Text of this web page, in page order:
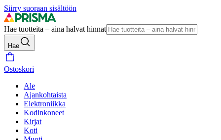
Siirry suoraan sisältöön
Hae tuotteita – aina halvat hinnat
Hae
Ostoskori
Ale
Ajankohtaista
Elektroniikka
Kodinkoneet
Kirjat
Koti